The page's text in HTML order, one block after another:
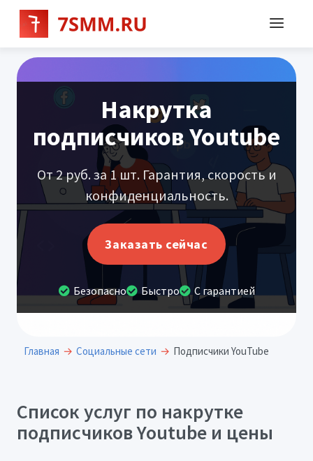
Накрутка
подписчиков Youtube
От 2 руб. за 1 шт. Гарантия, скорость и
конфиденциальность.
Заказать сейчас
Безопасно Быстро С гарантией
Главная Социальные сети Подписчики YouTube
Список услуг по накрутке
подписчиков Youtube и цены